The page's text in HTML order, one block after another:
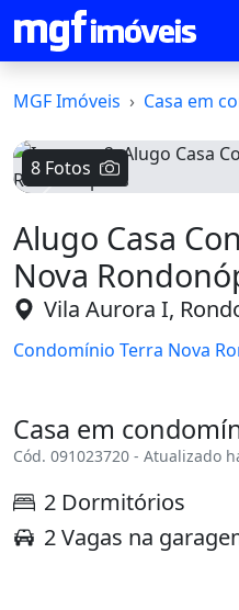
MGF Imóveis Casa em
8 Fotos
Alugo Casa
Nova
Vila Aurora I,
Condomínio Terra Nova
Casa em
Cód. 091023720 - Atualizado
2 Dormitórios
2 Vagas na